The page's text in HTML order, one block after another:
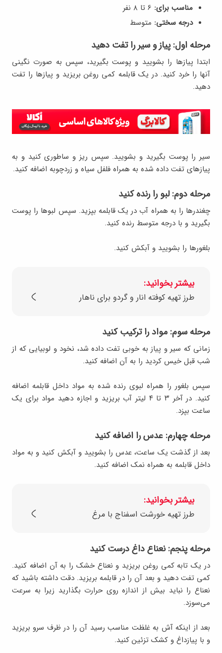
مناسب برای:
درجه سختی: متوسط
مرحله اول: پیاز و سیر را تفت دهید
ابتدا پیازها را بشویید و پوست بگیرید، سپس به صورت نگینی
آنها را خرد کنید. در یک قابلمه کمی روغن بریزید و پیازها را تفت
دهید.
سیر را پوست بگیرید و بشویید. سپس ریز و ساطوری کنید و به
پیازهای تفت داده شده به همراه فلفل سیاه و زردچوبه اضافه کنید.
مرحله دوم: لبو را رنده کنید
چغندرها را به همراه آب در یک قابلمه بپزید. سپس لبوها را پوست
بگیرید و با درجه متوسط رنده کنید.
بلغورها را بشویید و آبکش کنید.
بیشتر بخوانید:
طرز تهیه کوفته انار و گردو برای ناهار
مرحله سوم: مواد را ترکیب کنید
زمانی که سیر و پیاز به خوبی تفت داده شد، نخود و لوبیایی که از
شب قبل خیس کردید را به آن اضافه کنید.
سپس بلغور را همراه لبوی رنده شده به مواد داخل قابلمه اضافه
کنید. در آخر ۳ تا ۴ لیتر آب بریزید و اجازه دهید مواد برای یک
ساعت بپزد.
مرحله چهارم: عدس را اضافه کنید
بعد از گذشت یک ساعت، عدس را بشویید و آبکش کنید و به مواد
داخل قابلمه به همراه نمک اضافه کنید.
بیشتر بخوانید:
طرز تهیه خورشت اسفناج با مرغ
مرحله پنجم: نعناع داغ درست کنید
در یک تابه کمی روغن بریزید و نعناع خشک را به آن اضافه کنید.
کمی تفت دهید و بعد آن را در قابلمه بریزید. دقت داشته باشید که
نعناع را نباید بیش از اندازه روی حرارت بگذارید زیرا به سرعت
می‌سوزد.
بعد از اینکه آش به غلظت مناسب رسید آن را در ظرف سرو بریزید
و با پیازداغ و کشک تزئین کنید.